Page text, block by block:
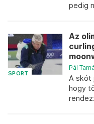
pedig
SPORT
Az
Pál
A skót
hogy